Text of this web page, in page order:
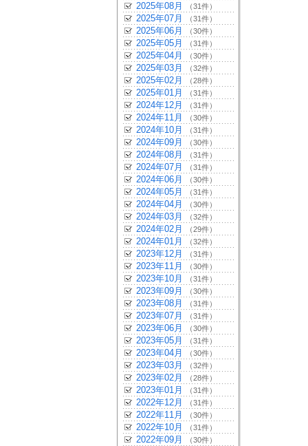
2025年08月 （31件）
2025年07月 （31件）
2025年06月 （30件）
2025年05月 （31件）
2025年04月 （30件）
2025年03月 （32件）
2025年02月 （28件）
2025年01月 （31件）
2024年12月 （31件）
2024年11月 （30件）
2024年10月 （31件）
2024年09月 （30件）
2024年08月 （31件）
2024年07月 （31件）
2024年06月 （30件）
2024年05月 （31件）
2024年04月 （30件）
2024年03月 （32件）
2024年02月 （29件）
2024年01月 （32件）
2023年12月 （31件）
2023年11月 （30件）
2023年10月 （31件）
2023年09月 （30件）
2023年08月 （31件）
2023年07月 （31件）
2023年06月 （30件）
2023年05月 （31件）
2023年04月 （30件）
2023年03月 （32件）
2023年02月 （28件）
2023年01月 （31件）
2022年12月 （31件）
2022年11月 （30件）
2022年10月 （31件）
2022年09月 （30件）